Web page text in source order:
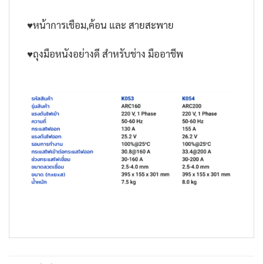
♥หน้าการเชือม,ค้อน และ สายสะพาย
♥ถุงมือหนังอย่างดี สำหรับช่าง มืออาชีพ